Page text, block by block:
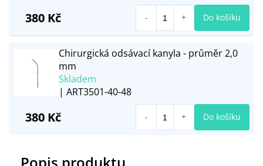
380 Kč Do košíku
Chirurgická odsávací kanyla - průměr 2,0
mm
Skladem
| ART3501-40-48
380 Kč Do košíku